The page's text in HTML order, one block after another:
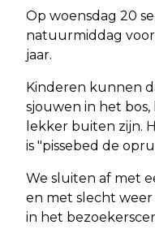
Op woensdag 20
natuurmiddag
jaar.
Kinderen kunnen
sjouwen in het
lekker buiten zijn.
is "pissebed de
We sluiten af met
en met slecht
in het